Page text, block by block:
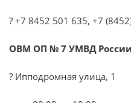
? +7 8452 501 635, +7
ОВМ ОП № 7 УМВД России
? Ипподромная улица, 1